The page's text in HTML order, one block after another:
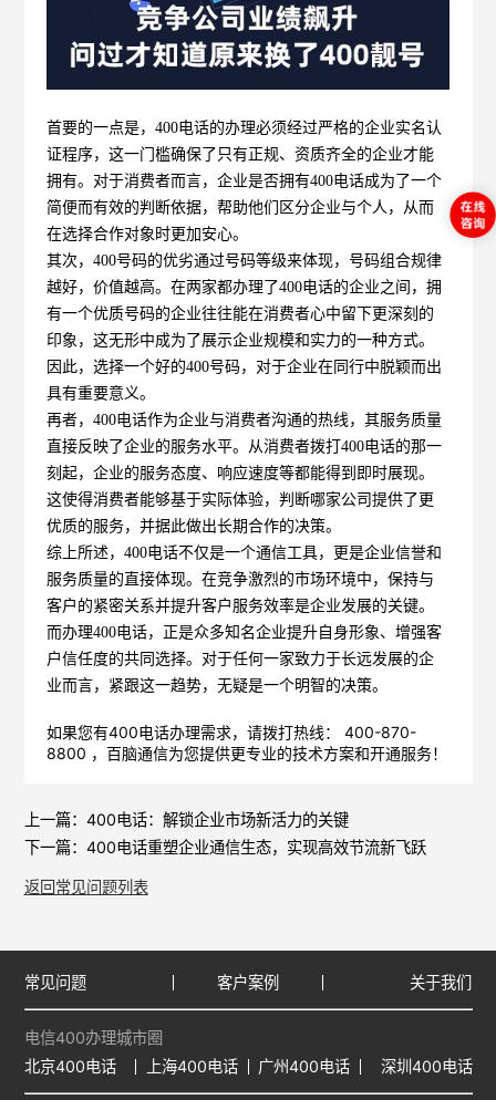
首要的一点是，400电话的办理必须经过严格的企业实名认
证程序，这一门槛确保了只有正规、资质齐全的企业才能
拥有。对于消费者而言，企业是否拥有400电话成为了一个
简便而有效的判断依据，帮助他们区分企业与个人，从而
在选择合作对象时更加安心。
其次，400号码的优劣通过号码等级来体现，号码组合规律
越好，价值越高。在两家都办理了400电话的企业之间，拥
有一个优质号码的企业往往能在消费者心中留下更深刻的
印象，这无形中成为了展示企业规模和实力的一种方式。
因此，选择一个好的400号码，对于企业在同行中脱颖而出
具有重要意义。
再者，400电话作为企业与消费者沟通的热线，其服务质量
直接反映了企业的服务水平。从消费者拨打400电话的那一
刻起，企业的服务态度、响应速度等都能得到即时展现。
这使得消费者能够基于实际体验，判断哪家公司提供了更
优质的服务，并据此做出长期合作的决策。
综上所述，400电话不仅是一个通信工具，更是企业信誉和
服务质量的直接体现。在竞争激烈的市场环境中，保持与
客户的紧密关系并提升客户服务效率是企业发展的关键。
而办理400电话，正是众多知名企业提升自身形象、增强客
户信任度的共同选择。对于任何一家致力于长远发展的企
业而言，紧跟这一趋势，无疑是一个明智的决策。
如果您有400电话办理需求，请拨打热线： 400-870-
8800 ，百脑通信为您提供更专业的技术方案和开通服务！
上一篇： 400电话：解锁企业市场新活力的关键
下一篇： 400电话重塑企业通信生态，实现高效节流新飞跃
返回常见问题列表
常见问题 客户案例 关于我们
电信400办理城市圈
北京400电话
上海400电话 广州400电话 深圳400电话